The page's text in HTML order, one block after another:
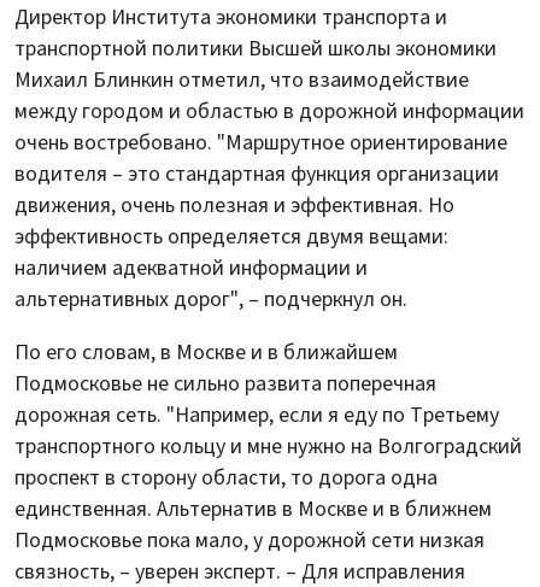
Директор Института экономики транспорта и
транспортной политики Высшей школы экономики
Михаил Блинкин отметил, что взаимодействие
между городом и областью в дорожной информации
очень востребовано. "Маршрутное ориентирование
водителя – это стандартная функция организации
движения, очень полезная и эффективная. Но
эффективность определяется двумя вещами:
наличием адекватной информации и
альтернативных дорог", – подчеркнул он.
По его словам, в Москве и в ближайшем
Подмосковье не сильно развита поперечная
дорожная сеть. "Например, если я еду по Третьему
транспортного кольцу и мне нужно на Волгоградский
проспект в сторону области, то дорога одна
единственная. Альтернатив в Москве и в ближнем
Подмосковье пока мало, у дорожной сети низкая
связность, – уверен эксперт. – Для исправления